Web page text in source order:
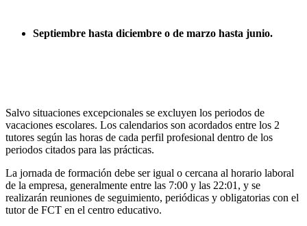
Septiembre hasta diciembre o de marzo hasta junio.
Salvo situaciones excepcionales se excluyen los periodos de
vacaciones escolares. Los calendarios son acordados entre los 2
tutores según las horas de cada perfil profesional dentro de los
periodos citados para las prácticas.
La jornada de formación debe ser igual o cercana al horario laboral
de la empresa, generalmente entre las 7:00 y las 22:01, y se
realizarán reuniones de seguimiento, periódicas y obligatorias con el
tutor de FCT en el centro educativo.